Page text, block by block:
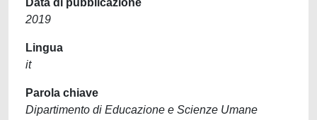
Data di pubblicazione
2019
Lingua
it
Parola chiave
Dipartimento di Educazione e Scienze Umane